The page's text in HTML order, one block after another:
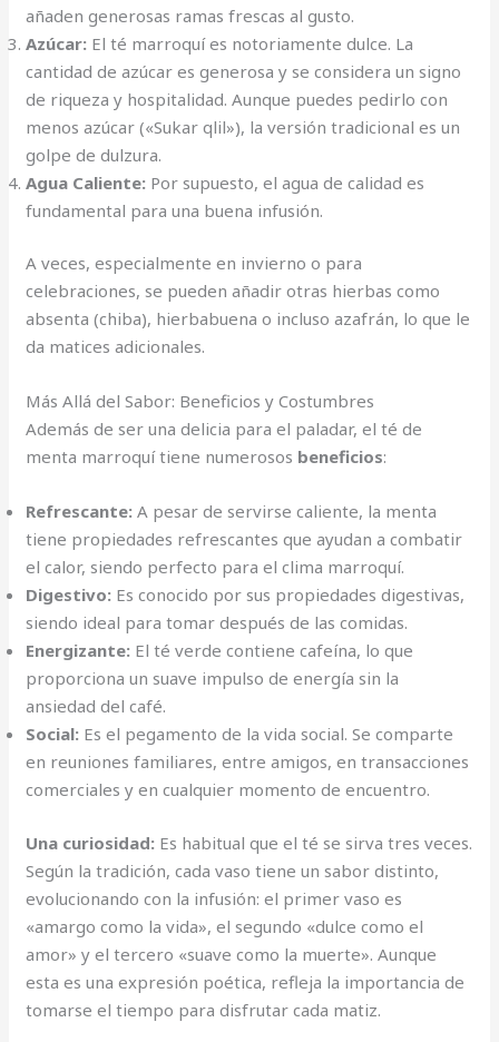
añaden generosas ramas frescas al gusto.
Azúcar: El té marroquí es notoriamente dulce. La
cantidad de azúcar es generosa y se considera un signo
de riqueza y hospitalidad. Aunque puedes pedirlo con
menos azúcar («Sukar qlil»), la versión tradicional es un
golpe de dulzura.
Agua Caliente: Por supuesto, el agua de calidad es
fundamental para una buena infusión.
A veces, especialmente en invierno o para
celebraciones, se pueden añadir otras hierbas como
absenta (chiba), hierbabuena o incluso azafrán, lo que le
da matices adicionales.
Más Allá del Sabor: Beneficios y Costumbres
Además de ser una delicia para el paladar, el té de
menta marroquí tiene numerosos beneficios:
Refrescante: A pesar de servirse caliente, la menta
tiene propiedades refrescantes que ayudan a combatir
el calor, siendo perfecto para el clima marroquí.
Digestivo: Es conocido por sus propiedades digestivas,
siendo ideal para tomar después de las comidas.
Energizante: El té verde contiene cafeína, lo que
proporciona un suave impulso de energía sin la
ansiedad del café.
Social: Es el pegamento de la vida social. Se comparte
en reuniones familiares, entre amigos, en transacciones
comerciales y en cualquier momento de encuentro.
Una curiosidad: Es habitual que el té se sirva tres veces.
Según la tradición, cada vaso tiene un sabor distinto,
evolucionando con la infusión: el primer vaso es
«amargo como la vida», el segundo «dulce como el
amor» y el tercero «suave como la muerte». Aunque
esta es una expresión poética, refleja la importancia de
tomarse el tiempo para disfrutar cada matiz.